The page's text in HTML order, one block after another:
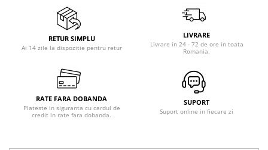
Friteuze
Masini de gheata
Masini de paine
Masini de tocat
RETUR SIMPLU
Ai 14 zile la dispozitie pentru retur
LIVRARE
Livrare in 24 - 72 de ore in toata
Romania.
RATE FARA DOBANDA
Plateste in siguranta cu cardul de
credit in rate fara dobanda.
SUPORT
Suport online in fiecare zi